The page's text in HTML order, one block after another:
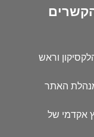
וראש
האתר
אקדמי של